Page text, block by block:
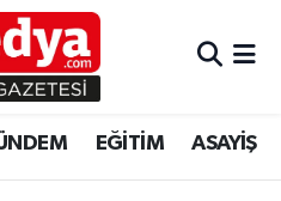
EĞİTİM ASAYİŞ